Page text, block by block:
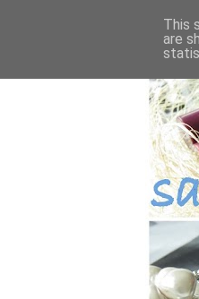
This
are